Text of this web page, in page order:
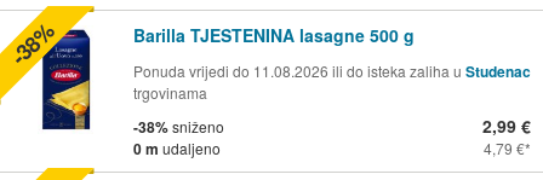
Barilla TJESTENINA lasagne 500 g
Ponuda vrijedi do 11.08.2026 ili do isteka zaliha u Studenac
trgovinama
-38%sniženo
0 m udaljeno
2,99 €
4,79 €
-38%